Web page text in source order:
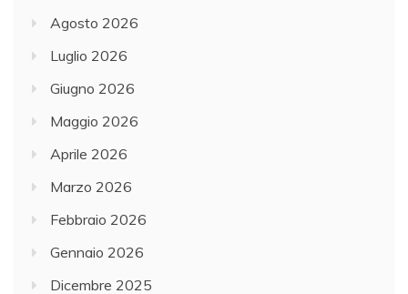
Agosto 2026
Luglio 2026
Giugno 2026
Maggio 2026
Aprile 2026
Marzo 2026
Febbraio 2026
Gennaio 2026
Dicembre 2025